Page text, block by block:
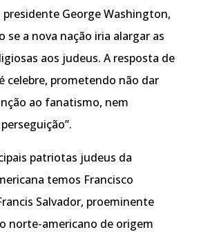
George Washington,
se a nova nação iria alargar as
aos judeus. A resposta de
celebre, prometendo não dar
ao fanatismo, nem
patriotas judeus da
temos Francisco
Salvador, proeminente
norte-americano de origem